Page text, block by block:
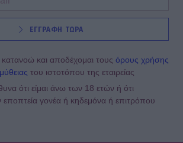
ΕΓΓΡΑΦΗ ΤΩΡΑ
και αποδέχομαι τους όρους χρήσης
του ιστοτόπου της εταιρείας
ότι είμαι άνω των 18 ετών ή ότι
εποπτεία γονέα ή κηδεμόνα ή επιτρόπου